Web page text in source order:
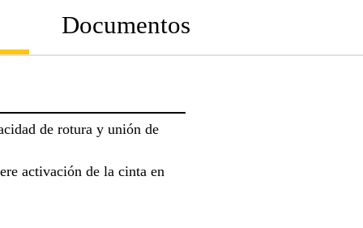
Documentos
de rotura y unión de
activación de la cinta en